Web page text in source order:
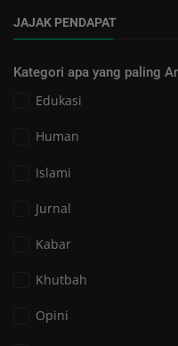
JAJAK PENDAPAT
Kategori apa yang paling
Edukasi
Human
Islami
Jurnal
Kabar
Khutbah
Opini